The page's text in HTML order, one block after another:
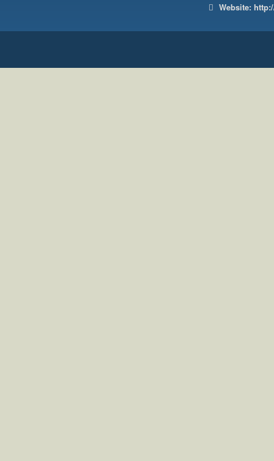
Website: